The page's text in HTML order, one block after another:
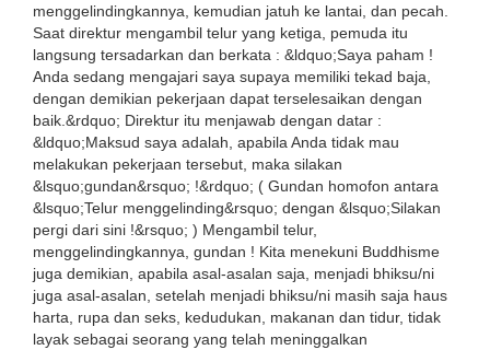
menggelindingkannya, kemudian jatuh ke lantai, dan pecah.
Saat direktur mengambil telur yang ketiga, pemuda itu
langsung tersadarkan dan berkata : &ldquo;Saya paham !
Anda sedang mengajari saya supaya memiliki tekad baja,
dengan demikian pekerjaan dapat terselesaikan dengan
baik.&rdquo; Direktur itu menjawab dengan datar :
&ldquo;Maksud saya adalah, apabila Anda tidak mau
melakukan pekerjaan tersebut, maka silakan
&lsquo;gundan&rsquo; !&rdquo; ( Gundan homofon antara
&lsquo;Telur menggelinding&rsquo; dengan &lsquo;Silakan
pergi dari sini !&rsquo; ) Mengambil telur,
menggelindingkannya, gundan ! Kita menekuni Buddhisme
juga demikian, apabila asal-asalan saja, menjadi bhiksu/ni
juga asal-asalan, setelah menjadi bhiksu/ni masih saja haus
harta, rupa dan seks, kedudukan, makanan dan tidur, tidak
layak sebagai seorang yang telah meninggalkan